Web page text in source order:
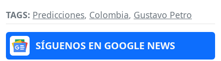
TAGS: Predicciones, Colombia, Gustavo Petro
SÍGUENOS EN GOOGLE NEWS